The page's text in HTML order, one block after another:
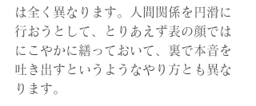
は全く異なります。人間関係を円滑に
行おうとして、とりあえず表の顔では
にこやかに繕っておいて、裏で本音を
吐き出すというようなやり方とも異な
ります。